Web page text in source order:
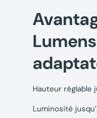
Hauteur réglable
Luminosité